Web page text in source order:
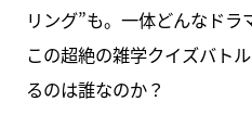
リング”も。一体どんなド
この超絶の雑学クイズバト
るのは誰なのか？